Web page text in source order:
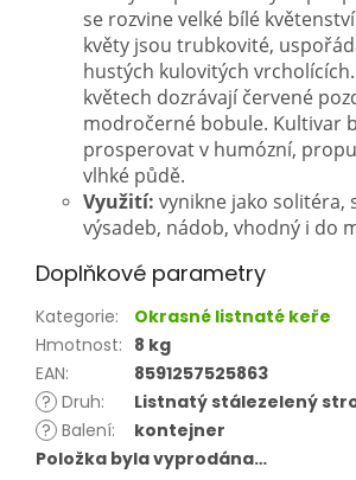
se rozvine velké bílé
květy jsou trubkovité,
hustých kulovitých
květech dozrávají červené
modročerné bobule. Kultivar
prosperovat v humózní,
vlhké půdě.
Využití: vynikne jako solitéra,
výsadeb, nádob, vhodný i do
Doplňkové parametry
Kategorie:
Okrasné listnaté keře
Hmotnost: 8 kg
EAN:
8591257525863
? Druh:
Listnatý stálezelený
? Balení:
kontejner
Položka byla vyprodána…